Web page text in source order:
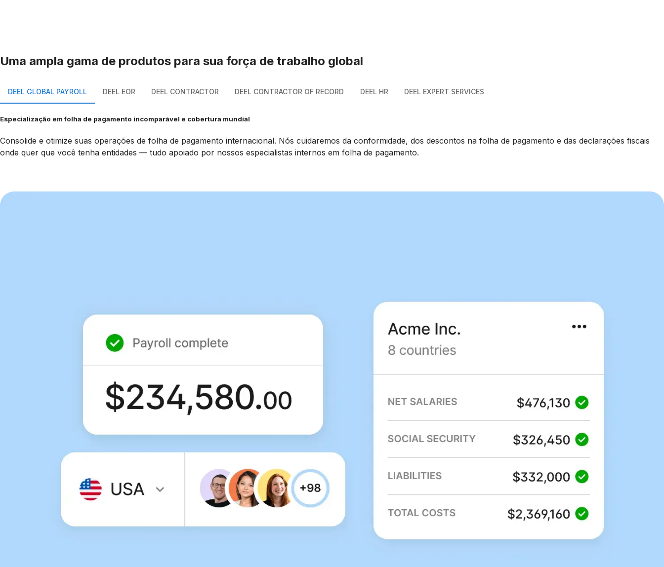
Uma ampla gama de produtos para sua força de trabalho global
DEEL GLOBAL PAYROLL DEEL EOR DEEL CONTRACTOR DEEL CONTRACTOR OF RECORD DEEL HR DEEL EXPERT SERVICES
Especialização em folha de pagamento incomparável e cobertura mundial
Consolide e otimize suas operações de folha de pagamento internacional. Nós cuidaremos da conformidade, dos descontos na folha de pagamento e das declarações fiscais
onde quer que você tenha entidades — tudo apoiado por nossos especialistas internos em folha de pagamento.